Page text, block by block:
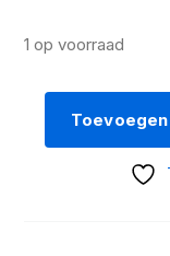
1 op voorraad
motorspoiler